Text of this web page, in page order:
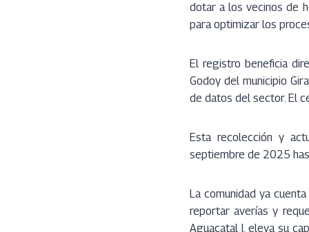
dotar a los vecinos de
para optimizar los
El registro beneficia
Godoy del municipio
de datos del sector. El
Esta recolección y
septiembre de 2025
La comunidad ya
reportar averías y
Aguacatal I, eleva su